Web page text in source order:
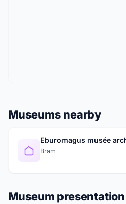
Museums nearby
Eburomagus musée
Bram
Museum presentation